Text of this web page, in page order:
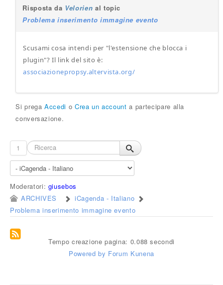
Risposta da Velorien al topic
Problema inserimento immagine evento
Scusami cosa intendi per "l'estensione che blocca i
plugin"? Il link del sito è:
associazionepropsy.altervista.org/
Si pregaAccedi o Crea un account a partecipare alla
conversazione.
1
Moderatori: giusebos
ARCHIVES
iCagenda - Italiano
Problema inserimento immagine evento
Tempo creazione pagina: 0.088 secondi
Powered by Forum Kunena